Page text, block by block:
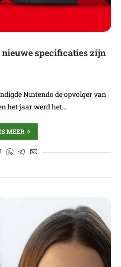
specificaties zijn
Nintendo de opvolger van
het jaar werd het…
MEER